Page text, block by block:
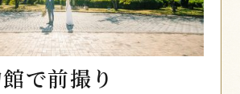
で前撮り